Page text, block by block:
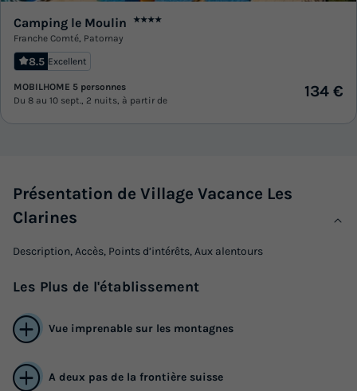
Camping le Moulin ★★★★
Franche Comté, Patornay
8.5 Excellent
MOBILHOME 5 personnes
Du 8 au 10 sept., 2 nuits, à partir de
134 €
Présentation de Village Vacance Les
Clarines
Description, Accès, Points d’intérêts, Aux alentours
Les Plus de l'établissement
Vue imprenable sur les montagnes
A deux pas de la frontière suisse